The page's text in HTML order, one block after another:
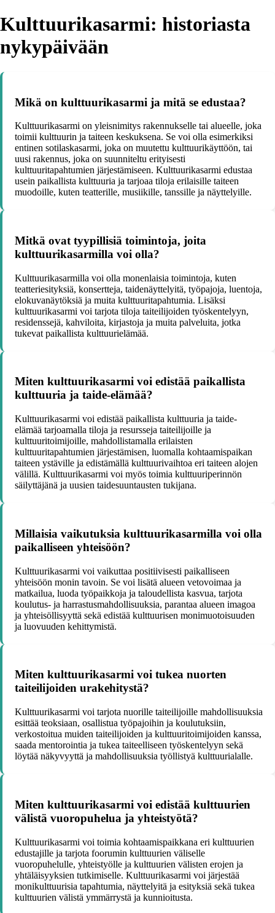
Kulttuurikasarmi: historiasta
nykypäivään
Mikä on kulttuurikasarmi ja mitä se edustaa?
Kulttuurikasarmi on yleisnimitys rakennukselle tai alueelle, joka
toimii kulttuurin ja taiteen keskuksena. Se voi olla esimerkiksi
entinen sotilaskasarmi, joka on muutettu kulttuurikäyttöön, tai
uusi rakennus, joka on suunniteltu erityisesti
kulttuuritapahtumien järjestämiseen. Kulttuurikasarmi edustaa
usein paikallista kulttuuria ja tarjoaa tiloja erilaisille taiteen
muodoille, kuten teatterille, musiikille, tanssille ja näyttelyille.
Mitkä ovat tyypillisiä toimintoja, joita
kulttuurikasarmilla voi olla?
Kulttuurikasarmilla voi olla monenlaisia toimintoja, kuten
teatteriesityksiä, konsertteja, taidenäyttelyitä, työpajoja, luentoja,
elokuvanäytöksiä ja muita kulttuuritapahtumia. Lisäksi
kulttuurikasarmi voi tarjota tiloja taiteilijoiden työskentelyyn,
residenssejä, kahviloita, kirjastoja ja muita palveluita, jotka
tukevat paikallista kulttuurielämää.
Miten kulttuurikasarmi voi edistää paikallista
kulttuuria ja taide-elämää?
Kulttuurikasarmi voi edistää paikallista kulttuuria ja taide-
elämää tarjoamalla tiloja ja resursseja taiteilijoille ja
kulttuuritoimijoille, mahdollistamalla erilaisten
kulttuuritapahtumien järjestämisen, luomalla kohtaamispaikan
taiteen ystäville ja edistämällä kulttuurivaihtoa eri taiteen alojen
välillä. Kulttuurikasarmi voi myös toimia kulttuuriperinnön
säilyttäjänä ja uusien taidesuuntausten tukijana.
Millaisia vaikutuksia kulttuurikasarmilla voi olla
paikalliseen yhteisöön?
Kulttuurikasarmi voi vaikuttaa positiivisesti paikalliseen
yhteisöön monin tavoin. Se voi lisätä alueen vetovoimaa ja
matkailua, luoda työpaikkoja ja taloudellista kasvua, tarjota
koulutus- ja harrastusmahdollisuuksia, parantaa alueen imagoa
ja yhteisöllisyyttä sekä edistää kulttuurisen monimuotoisuuden
ja luovuuden kehittymistä.
Miten kulttuurikasarmi voi tukea nuorten
taiteilijoiden urakehitystä?
Kulttuurikasarmi voi tarjota nuorille taiteilijoille mahdollisuuksia
esittää teoksiaan, osallistua työpajoihin ja koulutuksiin,
verkostoitua muiden taiteilijoiden ja kulttuuritoimijoiden kanssa,
saada mentorointia ja tukea taiteelliseen työskentelyyn sekä
löytää näkyvyyttä ja mahdollisuuksia työllistyä kulttuurialalle.
Miten kulttuurikasarmi voi edistää kulttuurien
välistä vuoropuhelua ja yhteistyötä?
Kulttuurikasarmi voi toimia kohtaamispaikkana eri kulttuurien
edustajille ja tarjota foorumin kulttuurien väliselle
vuoropuhelulle, yhteistyölle ja kulttuurien välisten erojen ja
yhtäläisyyksien tutkimiselle. Kulttuurikasarmi voi järjestää
monikulttuurisia tapahtumia, näyttelyitä ja esityksiä sekä tukea
kulttuurien välistä ymmärrystä ja kunnioitusta.